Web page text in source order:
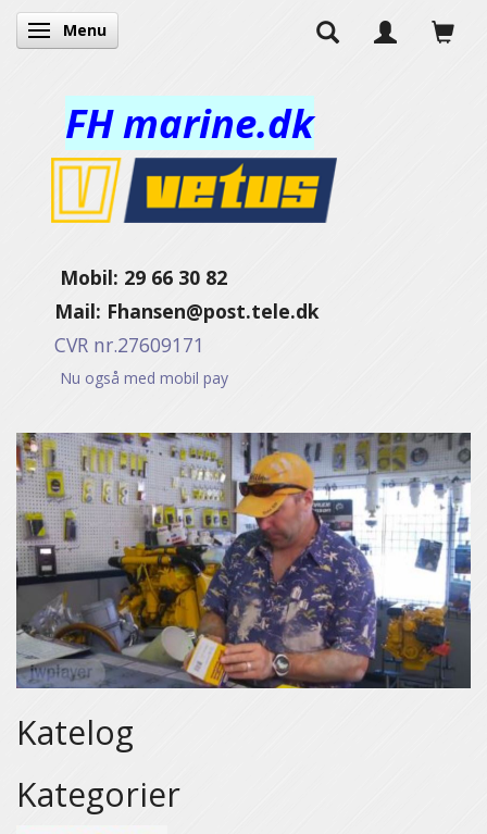
Skifte navigation
Menu
FH marine.dk
Mobil: 29 66 30 82
Mail: Fhansen@post.tele.dk
CVR nr.27609171
Nu også med mobil pay
Katelog
Kategorier